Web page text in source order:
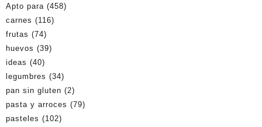
Apto para (458)
carnes (116)
frutas (74)
huevos (39)
ideas (40)
legumbres (34)
pan sin gluten (2)
pasta y arroces (79)
pasteles (102)